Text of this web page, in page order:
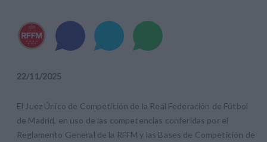
22/11/2025
El Juez Único de Competición de la Real Federación de Fútbol
de Madrid, en uso de las competencias conferidas por el
Reglamento General de la RFFM y las Bases de Competición de